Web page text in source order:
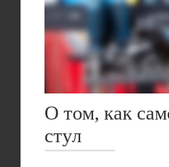
О том, как
стул